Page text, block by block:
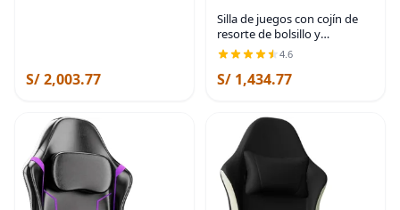
S/ 2,003.77
Silla de juegos con cojín de
resorte de bolsillo y
reposapiés, silla ergonómica
de computadora para
adultos, silla de juegos de piel
4.6
S/ 1,434.77